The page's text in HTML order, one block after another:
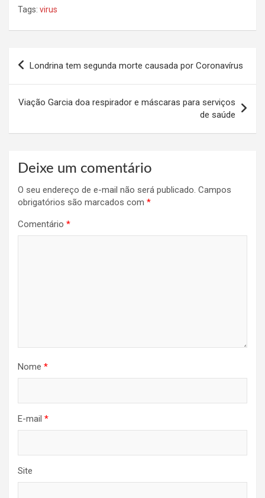
Tags: virus
Londrina tem segunda morte causada por Coronavírus
Viação Garcia doa respirador e máscaras para serviços
de saúde
Deixe um comentário
O seu endereço de e-mail não será publicado. Campos
obrigatórios são marcados com *
Comentário *
Nome *
E-mail *
Site